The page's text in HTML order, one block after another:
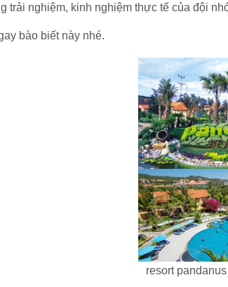
trải nghiệm, kinh nghiệm thực tế của đội
bào biết này nhé.
resort